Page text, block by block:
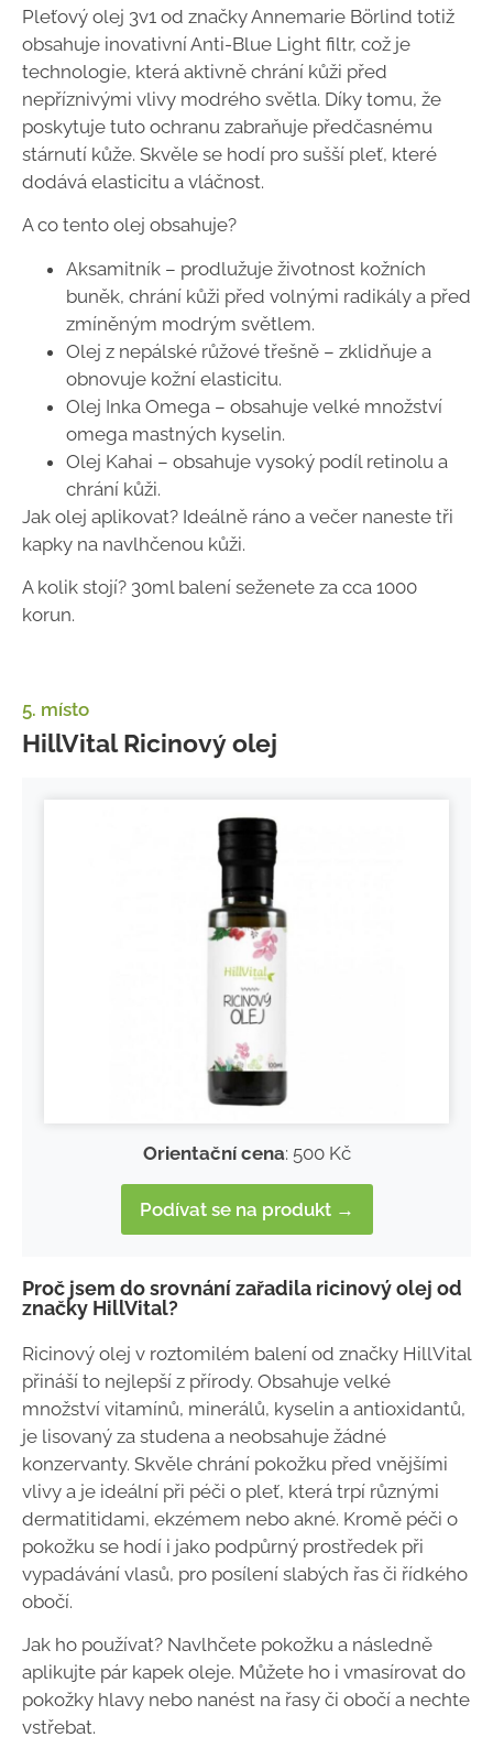
Pleťový olej 3v1 od značky Annemarie Börlind totiž
obsahuje inovativní Anti-Blue Light filtr, což je
technologie, která aktivně chrání kůži před
nepříznivými vlivy modrého světla. Díky tomu, že
poskytuje tuto ochranu zabraňuje předčasnému
stárnutí kůže. Skvěle se hodí pro sušší pleť, které
dodává elasticitu a vláčnost.
A co tento olej obsahuje?
Aksamitník – prodlužuje životnost kožních
buněk, chrání kůži před volnými radikály a před
zmíněným modrým světlem.
Olej z nepálské růžové třešně – zklidňuje a
obnovuje kožní elasticitu.
Olej Inka Omega – obsahuje velké množství
omega mastných kyselin.
Olej Kahai – obsahuje vysoký podíl retinolu a
chrání kůži.
Jak olej aplikovat? Ideálně ráno a večer naneste tři
kapky na navlhčenou kůži.
A kolik stojí? 30ml balení seženete za cca 1000
korun.
5. místo
HillVital Ricinový olej
Orientační cena: 500 Kč
Podívat se na produkt →
Proč jsem do srovnání zařadila ricinový olej od
značky HillVital?
Ricinový olej v roztomilém balení od značky HillVital
přináší to nejlepší z přírody. Obsahuje velké
množství vitamínů, minerálů, kyselin a antioxidantů,
je lisovaný za studena a neobsahuje žádné
konzervanty. Skvěle chrání pokožku před vnějšími
vlivy a je ideální při péči o pleť, která trpí různými
dermatitidami, ekzémem nebo akné. Kromě péči o
pokožku se hodí i jako podpůrný prostředek při
vypadávání vlasů, pro posílení slabých řas či řídkého
obočí.
Jak ho používat? Navlhčete pokožku a následně
aplikujte pár kapek oleje. Můžete ho i vmasírovat do
pokožky hlavy nebo nanést na řasy či obočí a nechte
vstřebat.